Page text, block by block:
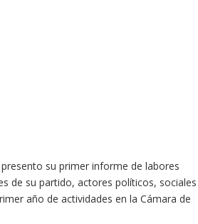
su primer informe de labores
de su partido, actores políticos, sociales
año de actividades en la Cámara de